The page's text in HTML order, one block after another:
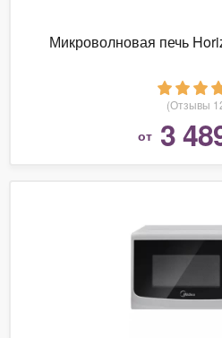
Микроволновая печь
(Отзывы
от 3